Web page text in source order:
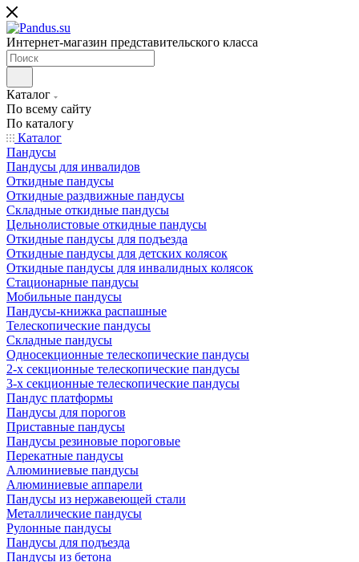
Интернет-магазин представительского класса
Каталог
По всему сайту
По каталогу
Каталог
Пандусы
Пандусы для инвалидов
Откидные пандусы
Откидные раздвижные пандусы
Складные откидные пандусы
Цельнолистовые откидные пандусы
Откидные пандусы для подъезда
Откидные пандусы для детских колясок
Откидные пандусы для инвалидных колясок
Стационарные пандусы
Мобильные пандусы
Пандусы-книжка распашные
Телескопические пандусы
Складные пандусы
Односекционные телескопические пандусы
2-х секционные телескопические пандусы
3-х секционные телескопические пандусы
Пандус платформы
Пандусы для порогов
Приставные пандусы
Пандусы резиновые пороговые
Перекатные пандусы
Алюминиевые пандусы
Алюминиевые аппарели
Пандусы из нержавеющей стали
Металлические пандусы
Рулонные пандусы
Пандусы для подъезда
Пандусы из бетона